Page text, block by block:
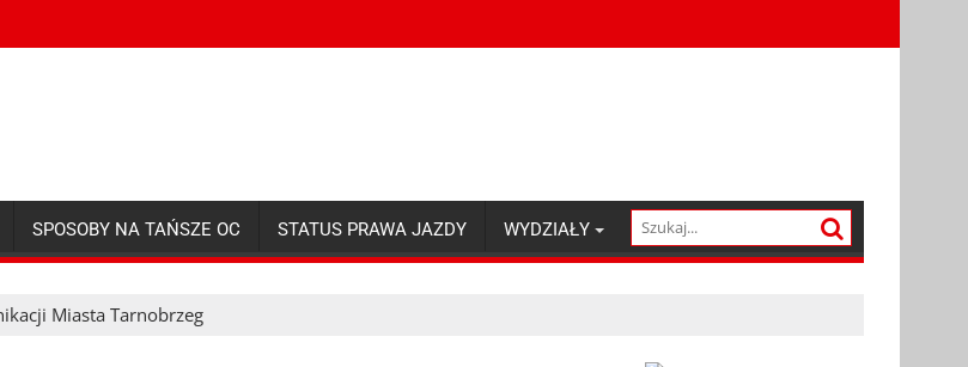
SPOSOBY NA TAŃSZE OC STATUS PRAWA JAZDY WYDZIAŁY
Miasta Tarnobrzeg